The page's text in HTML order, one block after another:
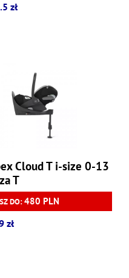
zł
Cloud T i-size 0-13
T
DO:480 PLN
zł